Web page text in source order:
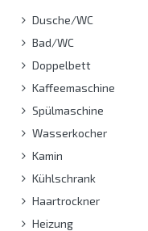
Dusche/WC
Bad/WC
Doppelbett
Kaffeemaschine
Spülmaschine
Wasserkocher
Kamin
Kühlschrank
Haartrockner
Heizung